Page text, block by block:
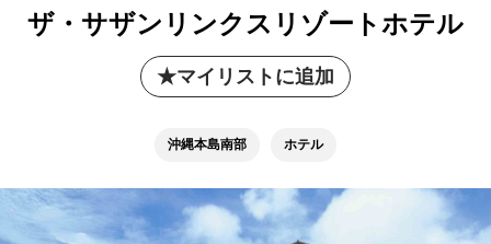
ザ・サザンリンクスリゾートホテル
マイリストに追加
沖縄本島南部 ホテル